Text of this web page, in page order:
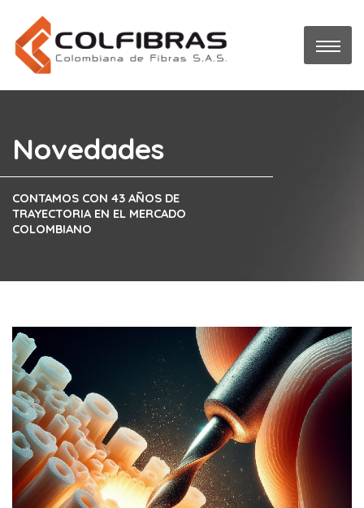
Novedades
CONTAMOS CON 43 AÑOS DE
TRAYECTORIA EN EL MERCADO
COLOMBIANO